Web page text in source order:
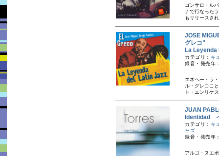
ゴンサロ・ル
ナで行なった
もリリースさ
JOSE
グレコ”
La
カテゴリ： キ
録音・発売年
エネヘー・ラ
ル・グレコこ
ト・エンリケ
JUAN
Identidad
カテゴリ： キ
ャズ
録音・発売年
アルゴ・ヌエ